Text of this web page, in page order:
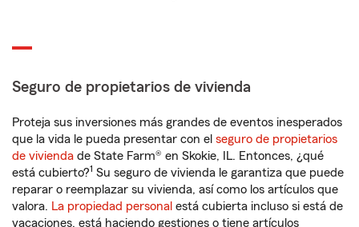
Seguro de propietarios de vivienda
Proteja sus inversiones más grandes de eventos inesperados
que la vida le pueda presentar con el seguro de propietarios
de vivienda de State Farm® en Skokie, IL. Entonces, ¿qué
está cubierto?1 Su seguro de vivienda le garantiza que puede
reparar o reemplazar su vivienda, así como los artículos que
valora. La propiedad personal está cubierta incluso si está de
vacaciones, está haciendo gestiones o tiene artículos